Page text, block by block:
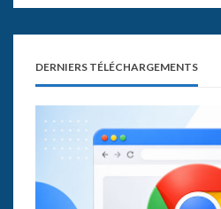
DERNIERS TÉLÉCHARGEMENTS